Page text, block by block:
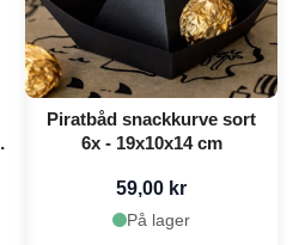
Piratbåd snackkurve sort
6x - 19x10x14 cm
59,00 kr
På lager